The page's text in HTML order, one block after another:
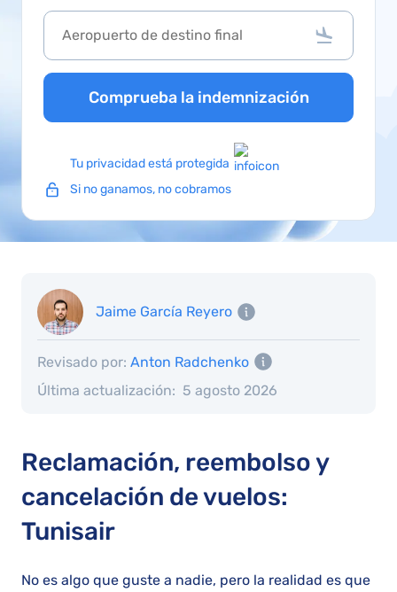
Comprueba la indemnización
Tu privacidad está protegida
Si no ganamos, no cobramos
Jaime García Reyero
Última actualización: 5 agosto 2026
Revisado por: Anton Radchenko
Reclamación, reembolso y
cancelación de vuelos:
Tunisair
No es algo que guste a nadie, pero la realidad es que